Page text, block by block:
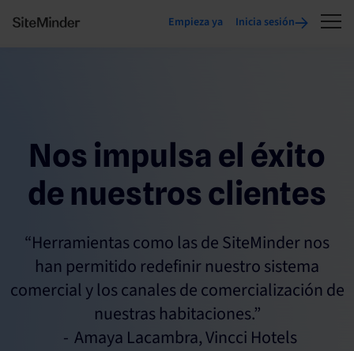
Empieza ya Inicia sesión
Nos impulsa el éxito
de nuestros clientes
“Herramientas como las de SiteMinder nos
han permitido redefinir nuestro sistema
comercial y los canales de comercialización de
nuestras habitaciones.”
Amaya Lacambra, Vincci Hotels